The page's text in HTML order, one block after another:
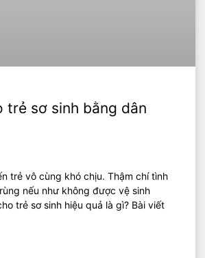
trẻ sơ sinh bằng dân
trẻ vô cùng khó chịu. Thậm chí tình
nếu như không được vệ sinh
trẻ sơ sinh hiệu quả là gì? Bài viết